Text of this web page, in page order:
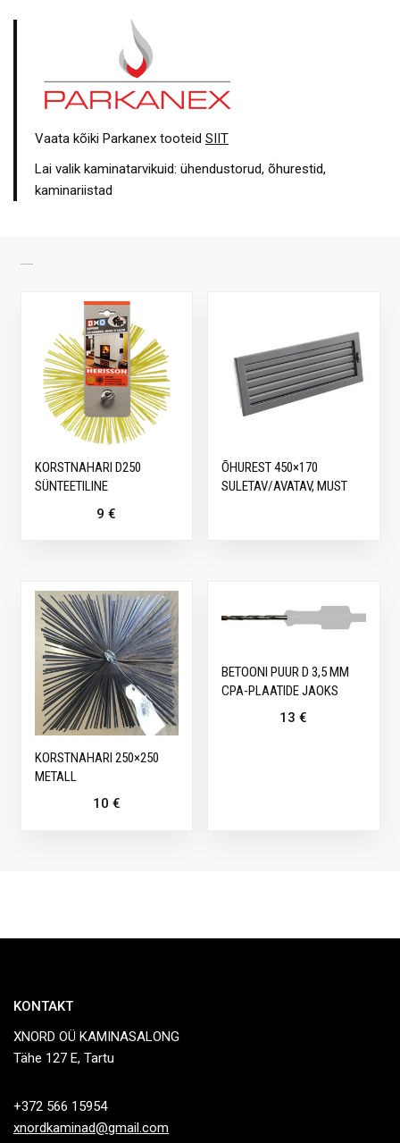
Vaata kõiki Parkanex tooteid SIIT
Lai valik kaminatarvikuid: ühendustorud, õhurestid,
kaminariistad
KORSTNAHARI D250
SÜNTEETILINE
9€
ÕHUREST 450×170
SULETAV/AVATAV, MUST
KORSTNAHARI 250×250
METALL
10 €
BETOONI PUUR D 3,5 MM
CPA-PLAATIDE JAOKS
13€
KONTAKT
XNORD OÜ KAMINASALONG
Tähe 127 E, Tartu
+372 566 15954
xnordkaminad@gmail.com